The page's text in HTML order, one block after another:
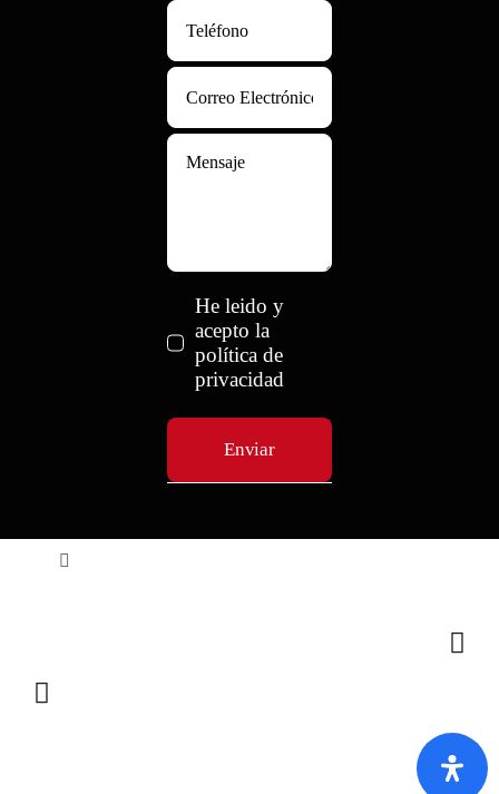
He leido y
acepto la
política de
privacidad
Enviar
Toggle